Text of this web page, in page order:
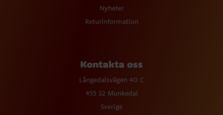
Nyheter
Returinformation
Kontakta oss
Långedalsvägen 40 C
455 32 Munkedal
Sverige